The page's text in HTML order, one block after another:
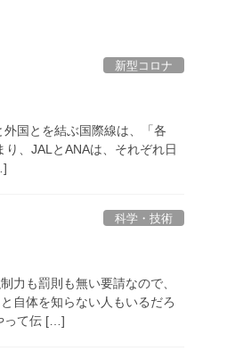
新型コロナ
国とを結ぶ国際線は、「各
、JALとANAは、それぞれ日
科学・技術
力も罰則も無い要請なので、
自体を知らない人もいるだろ
って伝 […]